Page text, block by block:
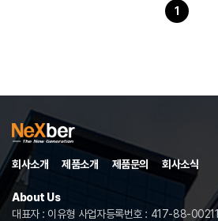
1
회사소개 제품소개 제품문의 회사소식
About Us
대표자 : 이유형 사업자등록번호 : 417-88-00211